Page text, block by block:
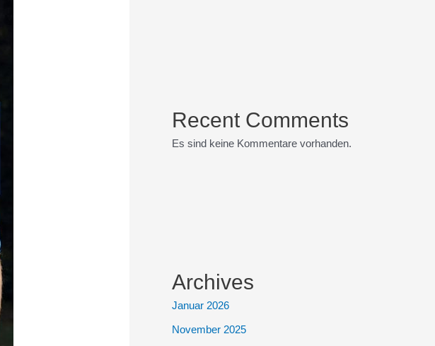
Recent Comments
Es sind keine Kommentare vorhanden.
Archives
Januar 2026
November 2025